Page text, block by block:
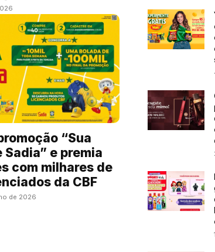
“Sua
Sadia” e premia
com milhares de
da CBF
de 2026